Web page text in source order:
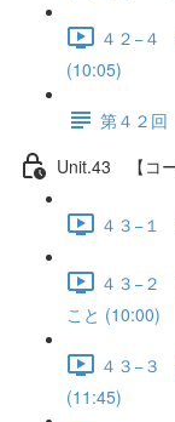
４２−４
(10:05)
第４２
Unit.43 【コー
４３−１
４３−２
こと (10:00)
４３−３
(11:45)